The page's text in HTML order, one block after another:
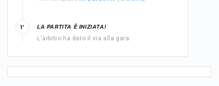
LA PARTITA È INIZIATA!
L'arbitro ha dato il via alla gara.
1'